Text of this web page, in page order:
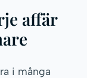
affär
i många